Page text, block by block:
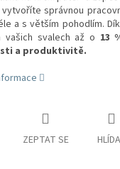
správnou
a s větším pohodlím.
vašich svalech až o 13
a produktivitě.
ZEPTAT SE